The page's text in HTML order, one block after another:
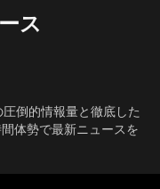
ス
圧倒的情報量と徹底した
体勢で最新ニュースを